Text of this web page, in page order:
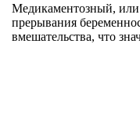
Медикаментозный, или
прерывания
вмешательства, что